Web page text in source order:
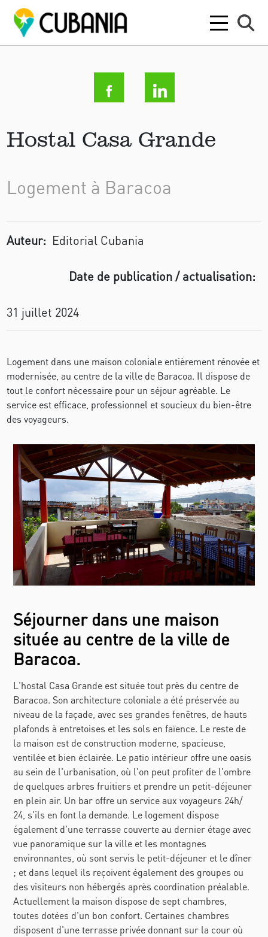
Hostal Casa Grande
Logement à Baracoa
Auteur: Editorial Cubania
Date de publication / actualisation:
31 juillet 2024
Logement dans une maison coloniale entièrement rénovée et
modernisée, au centre de la ville de Baracoa. Il dispose de
tout le confort nécessaire pour un séjour agréable. Le
service est efficace, professionnel et soucieux du bien-être
des voyageurs.
Séjourner dans une maison
située au centre de la ville de
Baracoa.
L'hostal Casa Grande est située tout près du centre de
Baracoa. Son architecture coloniale a été préservée au
niveau de la façade, avec ses grandes fenêtres, de hauts
plafonds à entretoises et les sols en faïence. Le reste de
la maison est de construction moderne, spacieuse,
ventilée et bien éclairée. Le patio intérieur offre une oasis
au sein de l'urbanisation, où l'on peut profiter de l'ombre
de quelques arbres fruitiers et prendre un petit-déjeuner
en plein air. Un bar offre un service aux voyageurs 24h/
24, s'ils en font la demande. Le logement dispose
également d'une terrasse couverte au dernier étage avec
vue panoramique sur la ville et les montagnes
environnantes, où sont servis le petit-déjeuner et le dîner
; et dans lequel ils reçoivent également des groupes ou
des visiteurs non hébergés après coordination préalable.
Actuellement la maison dispose de sept chambres,
toutes dotées d'un bon confort. Certaines chambres
disposent d'une terrasse privée donnant sur la cour où